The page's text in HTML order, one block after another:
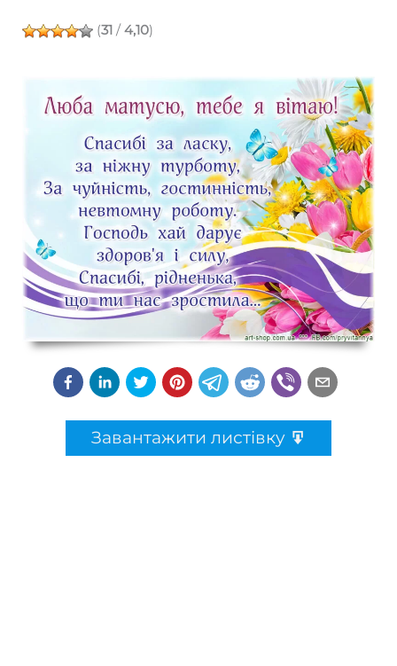
(31 / 4,10)
Завантажити листівку